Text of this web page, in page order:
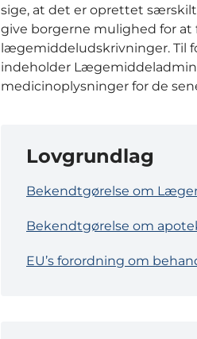
sige, at det er oprettet
give borgerne mulighed for at
lægemiddeludskrivninger. Til
indeholder
medicinoplysninger for de
Lovgrundlag
Bekendtgørelse om
Bekendtgørelse om
EU’s forordning om